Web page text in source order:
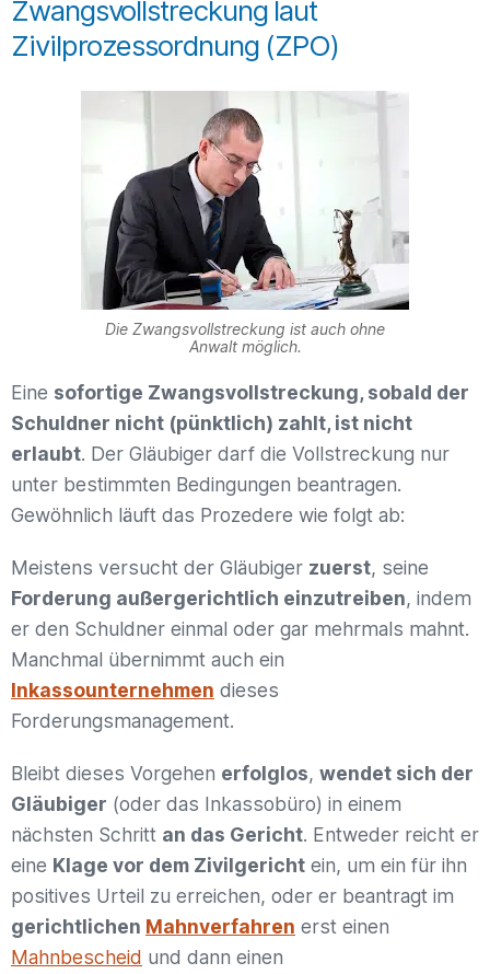
Zwangsvollstreckung laut
Zivilprozessordnung (ZPO)
Die Zwangsvollstreckung ist auch ohne
Anwalt möglich.
Eine sofortige Zwangsvollstreckung, sobald der
Schuldner nicht (pünktlich) zahlt, ist nicht
erlaubt. Der Gläubiger darf die Vollstreckung nur
unter bestimmten Bedingungen beantragen.
Gewöhnlich läuft das Prozedere wie folgt ab:
Meistens versucht der Gläubiger zuerst, seine
Forderung außergerichtlich einzutreiben, indem
er den Schuldner einmal oder gar mehrmals mahnt.
Manchmal übernimmt auch ein
Inkassounternehmen dieses
Forderungsmanagement.
Bleibt dieses Vorgehen erfolglos, wendet sich der
Gläubiger (oder das Inkassobüro) in einem
nächsten Schritt an das Gericht. Entweder reicht er
eine Klage vor dem Zivilgericht ein, um ein für ihn
positives Urteil zu erreichen, oder er beantragt im
gerichtlichen Mahnverfahren erst einen
Mahnbescheid und dann einen